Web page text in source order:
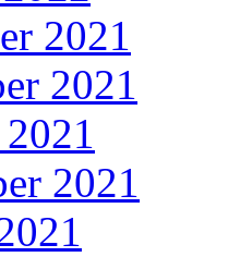
2021
2021
2021